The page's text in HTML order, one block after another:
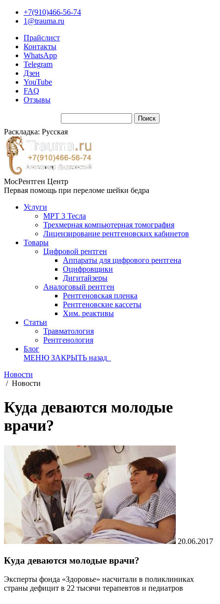
+7(910)466-56-74
1@trauma.ru
Прайслист
Контакты
WhatsApp
Telegram
Дзен
YouTube
FAQ
Отзывы
Раскладка: Русская
МосРентген Центр
Первая помощь при переломе шейки бедра
Услуги
МРТ 3 Тесла
Трехмерная компьютерная томография
Лицензирование рентгеновских кабинетов
Товары
Цифровой рентген
Аппараты для цифрового рентгена
Оцифровщики
Дигитайзеры
Аналоговый рентген
Рентгеновская пленка
Рентгеновские кассеты
Хим. реактивы
Статьи
Травматология
Рентгенология
Блог
МЕНЮ ЗАКРЫТЬ назад
Новости
/ Новости
Куда деваются молодые
врачи?
20.06.2017
Куда деваются молодые врачи?
Эксперты фонда «Здоровье» насчитали в поликлиниках
страны дефицит в 22 тысячи терапевтов и педиатров